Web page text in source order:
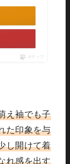
ポチップ
え袖でも子
た印象を与
し開けて着
れ感を出す